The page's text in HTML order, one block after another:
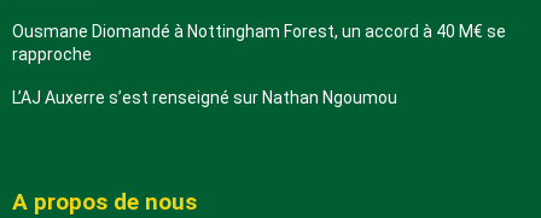
Ousmane Diomandé à Nottingham Forest, un accord à 40 M€ se
rapproche
L’AJ Auxerre s’est renseigné sur Nathan Ngoumou
A propos de nous